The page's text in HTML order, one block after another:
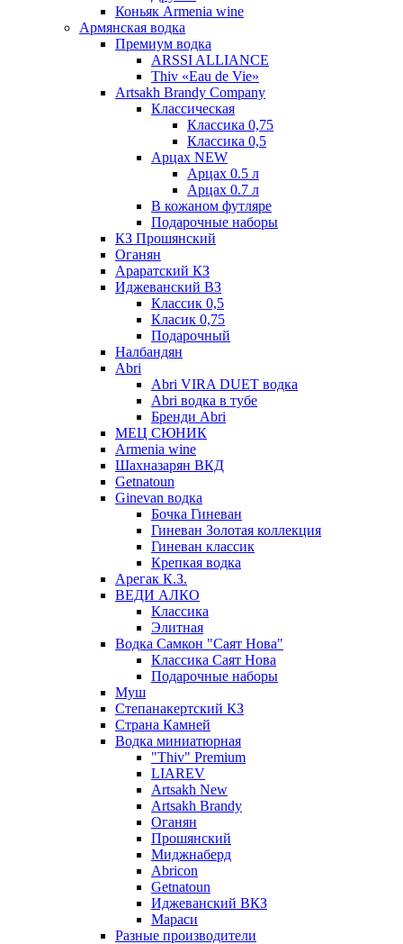
Коньяк Armenia wine
Армянская водка
Премиум водка
ARSSI ALLIANCE
Thiv «Eau de Vie»
Artsakh Brandy Company
Классическая
Классика 0,75
Классика 0,5
Арцах NEW
Арцах 0.5 л
Арцах 0.7 л
В кожаном футляре
Подарочные наборы
КЗ Прошянский
Оганян
Араратский КЗ
Иджеванский ВЗ
Классик 0,5
Класик 0,75
Подарочный
Налбандян
Abri
Abri VIRA DUET водка
Abri водка в тубе
Бренди Abri
МЕЦ СЮНИК
Armenia wine
Шахназарян ВКД
Getnatoun
Ginevan водка
Бочка Гиневан
Гиневан Золотая коллекция
Гиневан классик
Крепкая водка
Арегак К.З.
ВЕДИ АЛКО
Классика
Элитная
Водка Самкон "Саят Нова"
Классика Саят Нова
Подарочные наборы
Муш
Степанакертский КЗ
Страна Камней
Водка миниатюрная
"Thiv" Premium
LIAREV
Artsakh New
Artsakh Brandy
Оганян
Прошянский
Миджнаберд
Abricon
Getnatoun
Иджеванский ВКЗ
Мараси
Разные производители